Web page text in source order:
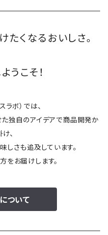
たくなるおいしさ。
うこそ！
ラボ）では、
独自のアイデアで商品開発か
、
しさも追及しています。
をお届けします。
ついて